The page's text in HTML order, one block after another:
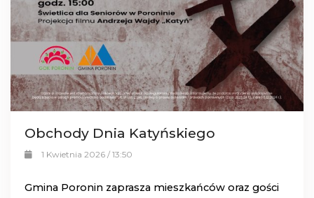
Obchody Dnia Katyńskiego
1 Kwietnia 2026 / 13:50
Gmina Poronin zaprasza mieszkańców oraz gości